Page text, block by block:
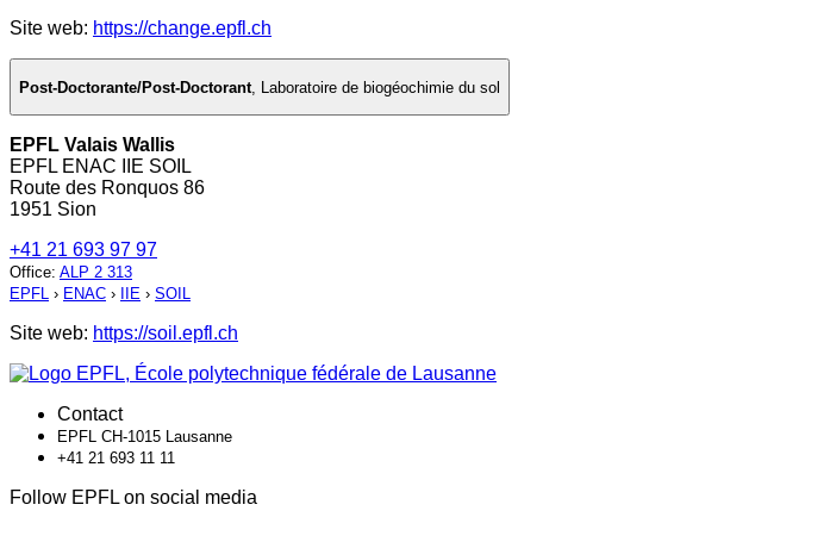
Site web: https://change.epfl.ch
Post-Doctorante/Post-Doctorant Laboratoire de biogéochimie du sol
EPFL Valais Wallis
EPFL ENAC IIE SOIL
Route des Ronquos 86
1951 Sion
+41 21 693 97 97
Office: ALP 2 313
EPFL › ENAC › IIE › SOIL
Site web: https://soil.epfl.ch
Contact
EPFL CH-1015 Lausanne
+41 21 693 11 11
Follow EPFL on social media